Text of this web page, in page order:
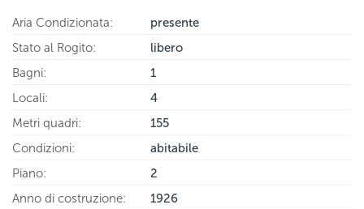
Aria Condizionata:
presente
Stato al Rogito:
libero
Bagni:
1
Locali:
4
Metri quadri:
155
Condizioni:
abitabile
Piano:
2
Anno di costruzione:
1926